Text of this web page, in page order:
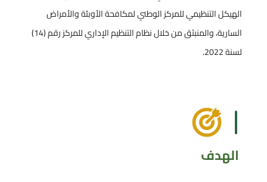
الهيكل التنظيمي للمركز الوطني لمكافحة الأوبئة والأمراض
السارية، والمنبثق من خلال نظام التنظيم الإداري للمركز رقم (14)
لسنة 2022.
الهدف